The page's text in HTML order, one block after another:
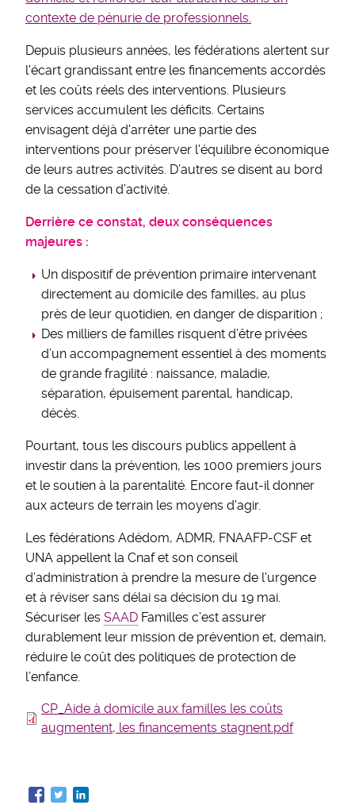
contexte de pénurie de professionnels.
Depuis plusieurs années, les fédérations alertent sur
l'écart grandissant entre les financements accordés
et les coûts réels des interventions. Plusieurs
services accumulent les déficits. Certains
envisagent déjà d'arrêter une partie des
interventions pour préserver l'équilibre économique
de leurs autres activités. D’autres se disent au bord
de la cessation d’activité.
Derrière ce constat, deux conséquences
majeures :
Un dispositif de prévention primaire intervenant
directement au domicile des familles, au plus
près de leur quotidien, en danger de disparition ;
Des milliers de familles risquent d’être privées
d’un accompagnement essentiel à des moments
de grande fragilité : naissance, maladie,
séparation, épuisement parental, handicap,
décès.
Pourtant, tous les discours publics appellent à
investir dans la prévention, les 1000 premiers jours
et le soutien à la parentalité. Encore faut-il donner
aux acteurs de terrain les moyens d'agir.
Les fédérations Adédom, ADMR, FNAAFP-CSF et
UNA appellent la Cnaf et son conseil
d’administration à prendre la mesure de l'urgence
et à réviser sans délai sa décision du 19 mai.
Sécuriser les SAAD Familles c’est assurer
durablement leur mission de prévention et, demain,
réduire le coût des politiques de protection de
l’enfance.
CP_Aide à domicile aux familles les coûts
augmentent, les financements stagnent.pdf